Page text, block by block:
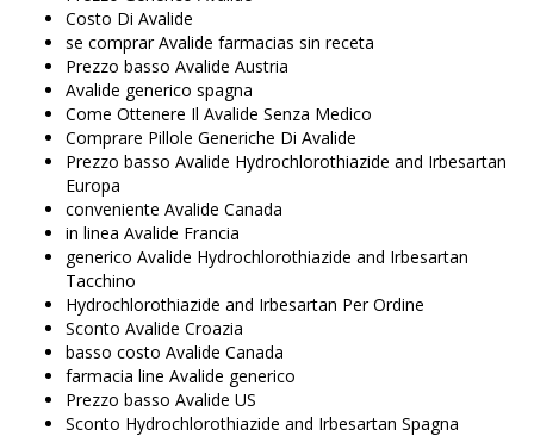
Costo Di Avalide
se comprar Avalide farmacias sin receta
Prezzo basso Avalide Austria
Avalide generico spagna
Come Ottenere Il Avalide Senza Medico
Comprare Pillole Generiche Di Avalide
Prezzo basso Avalide Hydrochlorothiazide and Irbesartan
Europa
conveniente Avalide Canada
in linea Avalide Francia
generico Avalide Hydrochlorothiazide and Irbesartan
Tacchino
Hydrochlorothiazide and Irbesartan Per Ordine
Sconto Avalide Croazia
basso costo Avalide Canada
farmacia line Avalide generico
Prezzo basso Avalide US
Sconto Hydrochlorothiazide and Irbesartan Spagna